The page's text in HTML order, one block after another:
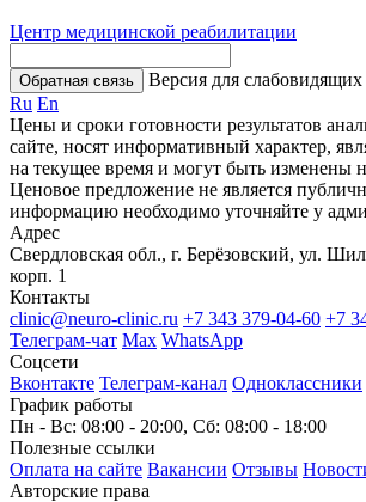
Центр медицинской реабилитации
Обратная связь
Версия для слабовидящих
Ru En
Цены и сроки готовности результатов
сайте, носят информативный характер,
на текущее время и могут быть изменены
Ценовое предложение не является
информацию необходимо уточняйте у
Адрес
Свердловская обл., г. Берёзовский, ул.
корп. 1
Контакты
clinic@neuro-clinic.ru +7 343 379-04-60 +7
Телеграм-чат Max WhatsApp
Соцсети
Вконтакте Телеграм-канал Одноклассники
График работы
Пн - Вс: 08:00 - 20:00, Сб: 08:00 - 18:00
Полезные ссылки
Оплата на сайте Вакансии Отзывы
Авторские права